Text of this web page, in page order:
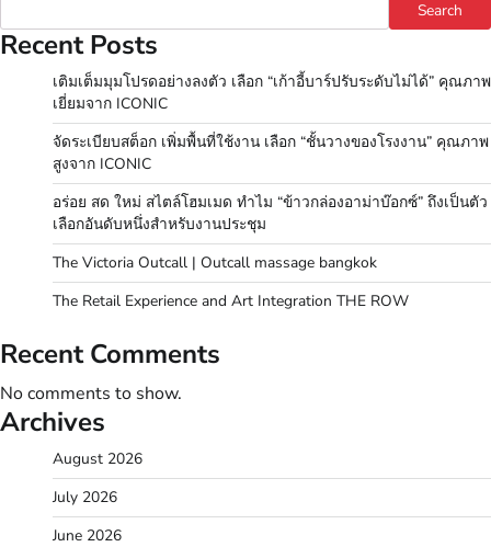
Search
Recent Posts
เติมเต็มมุมโปรดอย่างลงตัว เลือก “เก้าอี้บาร์ปรับระดับไม่ได้” คุณภาพ
เยี่ยมจาก ICONIC
จัดระเบียบสต็อก เพิ่มพื้นที่ใช้งาน เลือก “ชั้นวางของโรงงาน” คุณภาพ
สูงจาก ICONIC
อร่อย สด ใหม่ สไตล์โฮมเมด ทำไม “ข้าวกล่องอาม่าบ๊อกซ์” ถึงเป็นตัว
เลือกอันดับหนึ่งสำหรับงานประชุม
The Victoria Outcall | Outcall massage bangkok
The Retail Experience and Art Integration THE ROW
Recent Comments
No comments to show.
Archives
August 2026
July 2026
June 2026